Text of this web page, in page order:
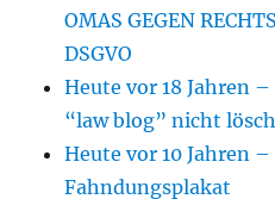
OMAS GEGEN
DSGVO
Heute vor 18 Jahren
“law blog” nicht
Heute vor 10 Jahren
Fahndungsplakat